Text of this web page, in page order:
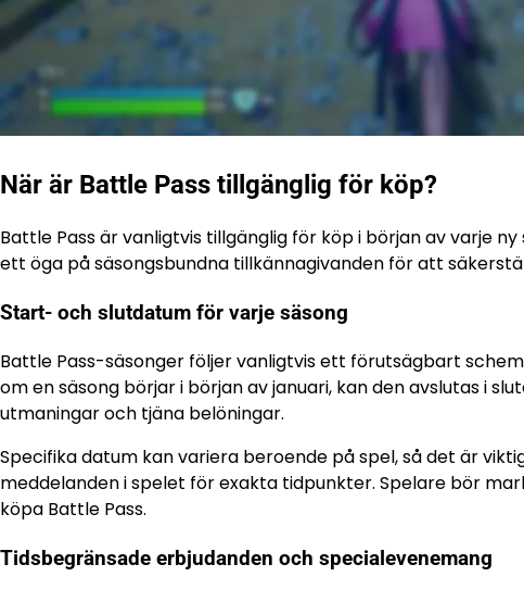
När är Battle Pass tillgänglig för köp?
Battle Pass är vanligtvis tillgänglig för köp i början av varje
ett öga på säsongsbundna tillkännagivanden för att
Start- och slutdatum för varje säsong
Battle Pass-säsonger följer vanligtvis ett förutsägbart
om en säsong börjar i början av januari, kan den avslutas i
utmaningar och tjäna belöningar.
Specifika datum kan variera beroende på spel, så det är
meddelanden i spelet för exakta tidpunkter. Spelare bör
köpa Battle Pass.
Tidsbegränsade erbjudanden och specialevenemang